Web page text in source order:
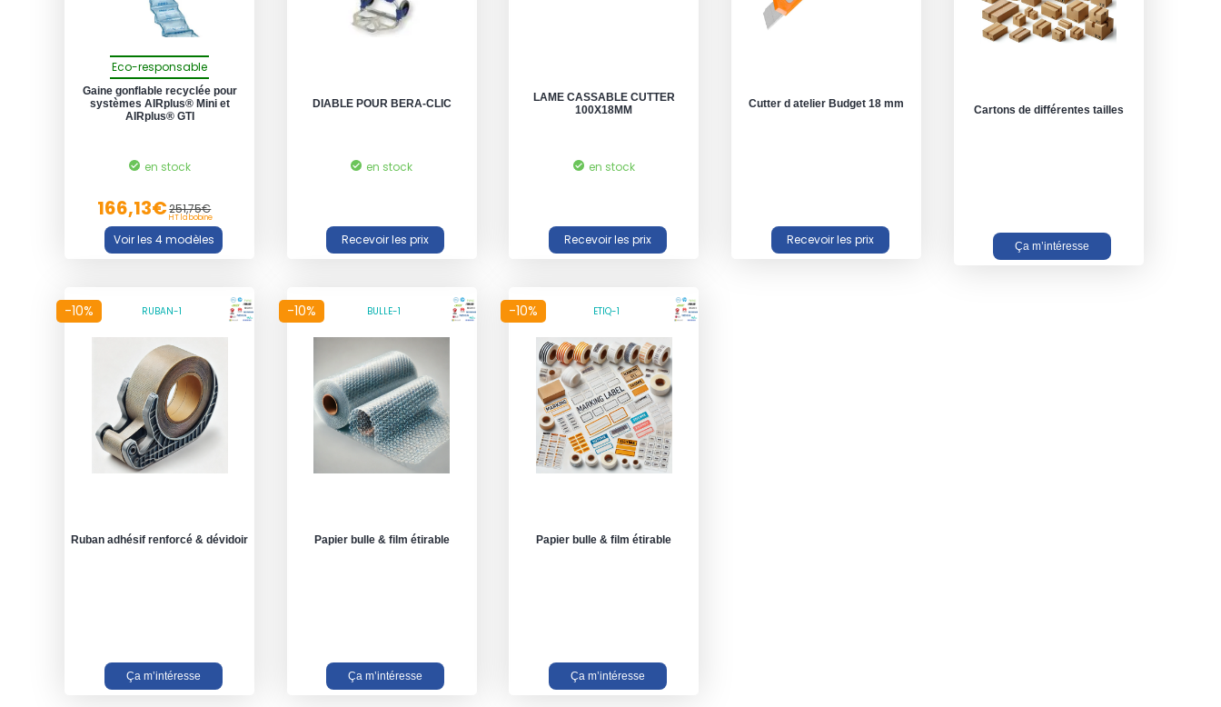
Eco-responsable
Gaine gonflable recyclée pour
systèmes AIRplus® Mini et
AIRplus® GTI
en stock
166,13€251,75€
HT la bobine
DIABLE POUR BERA-CLIC
en stock
LAME CASSABLE CUTTER
100X18MM
en stock
Cutter d atelier Budget 18 mm Cartons de différentes tailles
Ça m’intéresse
-10% RUBAN-1
Ruban adhésif renforcé & dévidoir
Ça m’intéresse
-10% BULLE-1
Papier bulle & film étirable
Ça m’intéresse
-10% ETIQ-1
Papier bulle & film étirable
Ça m’intéresse